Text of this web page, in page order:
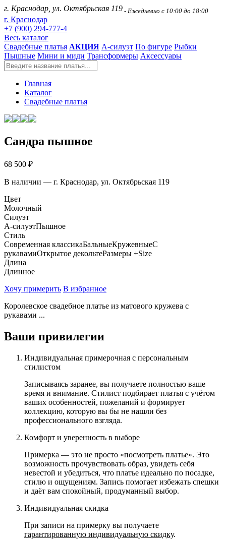
г. Краснодар, ул. Октябрьская 119 - Ежедневно с 10:00 до 18:00
г. Краснодар
+7 (900) 294-777-4
Весь каталог
Свадебные платья АКЦИЯ А-силуэт По фигуре Рыбки
Пышные Мини и миди Трансформеры Аксессуары
Главная
Каталог
Свадебные платья
Сандра пышное
68 500 ₽
В наличии — г. Краснодар, ул. Октябрьская 119
Цвет
Молочный
Силуэт
А-силуэтПышное
Стиль
Современная классикаБальныеКружевныеС
рукавамиОткрытое декольтеРазмеры +Size
Длина
Длинное
Хочу примерить В избранное
Королевское свадебное платье из матового кружева с
рукавами ...
Ваши привилегии
Индивидуальная примерочная с персональным
стилистом
Записываясь заранее, вы получаете полностью ваше
время и внимание. Стилист подбирает платья с учётом
ваших особенностей, пожеланий и формирует
коллекцию, которую вы бы не нашли без
профессионального взгляда.
Комфорт и уверенность в выборе
Примерка — это не просто «посмотреть платье». Это
возможность прочувствовать образ, увидеть себя
невестой и убедиться, что платье идеально по посадке,
стилю и ощущениям. Запись помогает избежать спешки
и даёт вам спокойный, продуманный выбор.
Индивидуальная скидка
При записи на примерку вы получаете
гарантированную индивидуальную скидку.